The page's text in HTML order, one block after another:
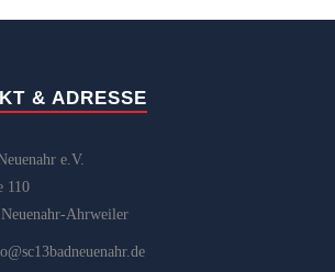
& ADRESSE
e.V.
110
Ahrweiler